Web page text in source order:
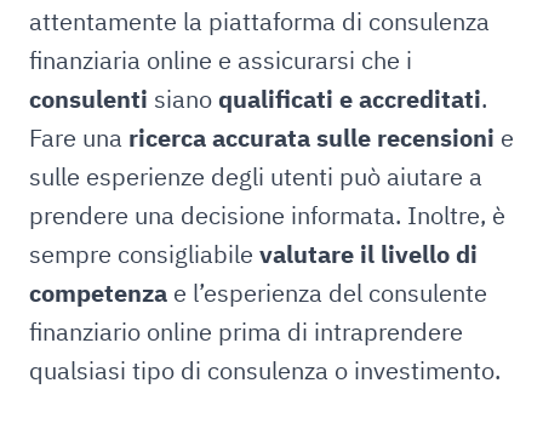
attentamente la piattaforma di consulenza
finanziaria online e assicurarsi che i
consulenti siano qualificati e accreditati.
Fare una ricerca accurata sulle recensioni e
sulle esperienze degli utenti può aiutare a
prendere una decisione informata. Inoltre, è
sempre consigliabile valutare il livello di
competenza e l’esperienza del consulente
finanziario online prima di intraprendere
qualsiasi tipo di consulenza o investimento.